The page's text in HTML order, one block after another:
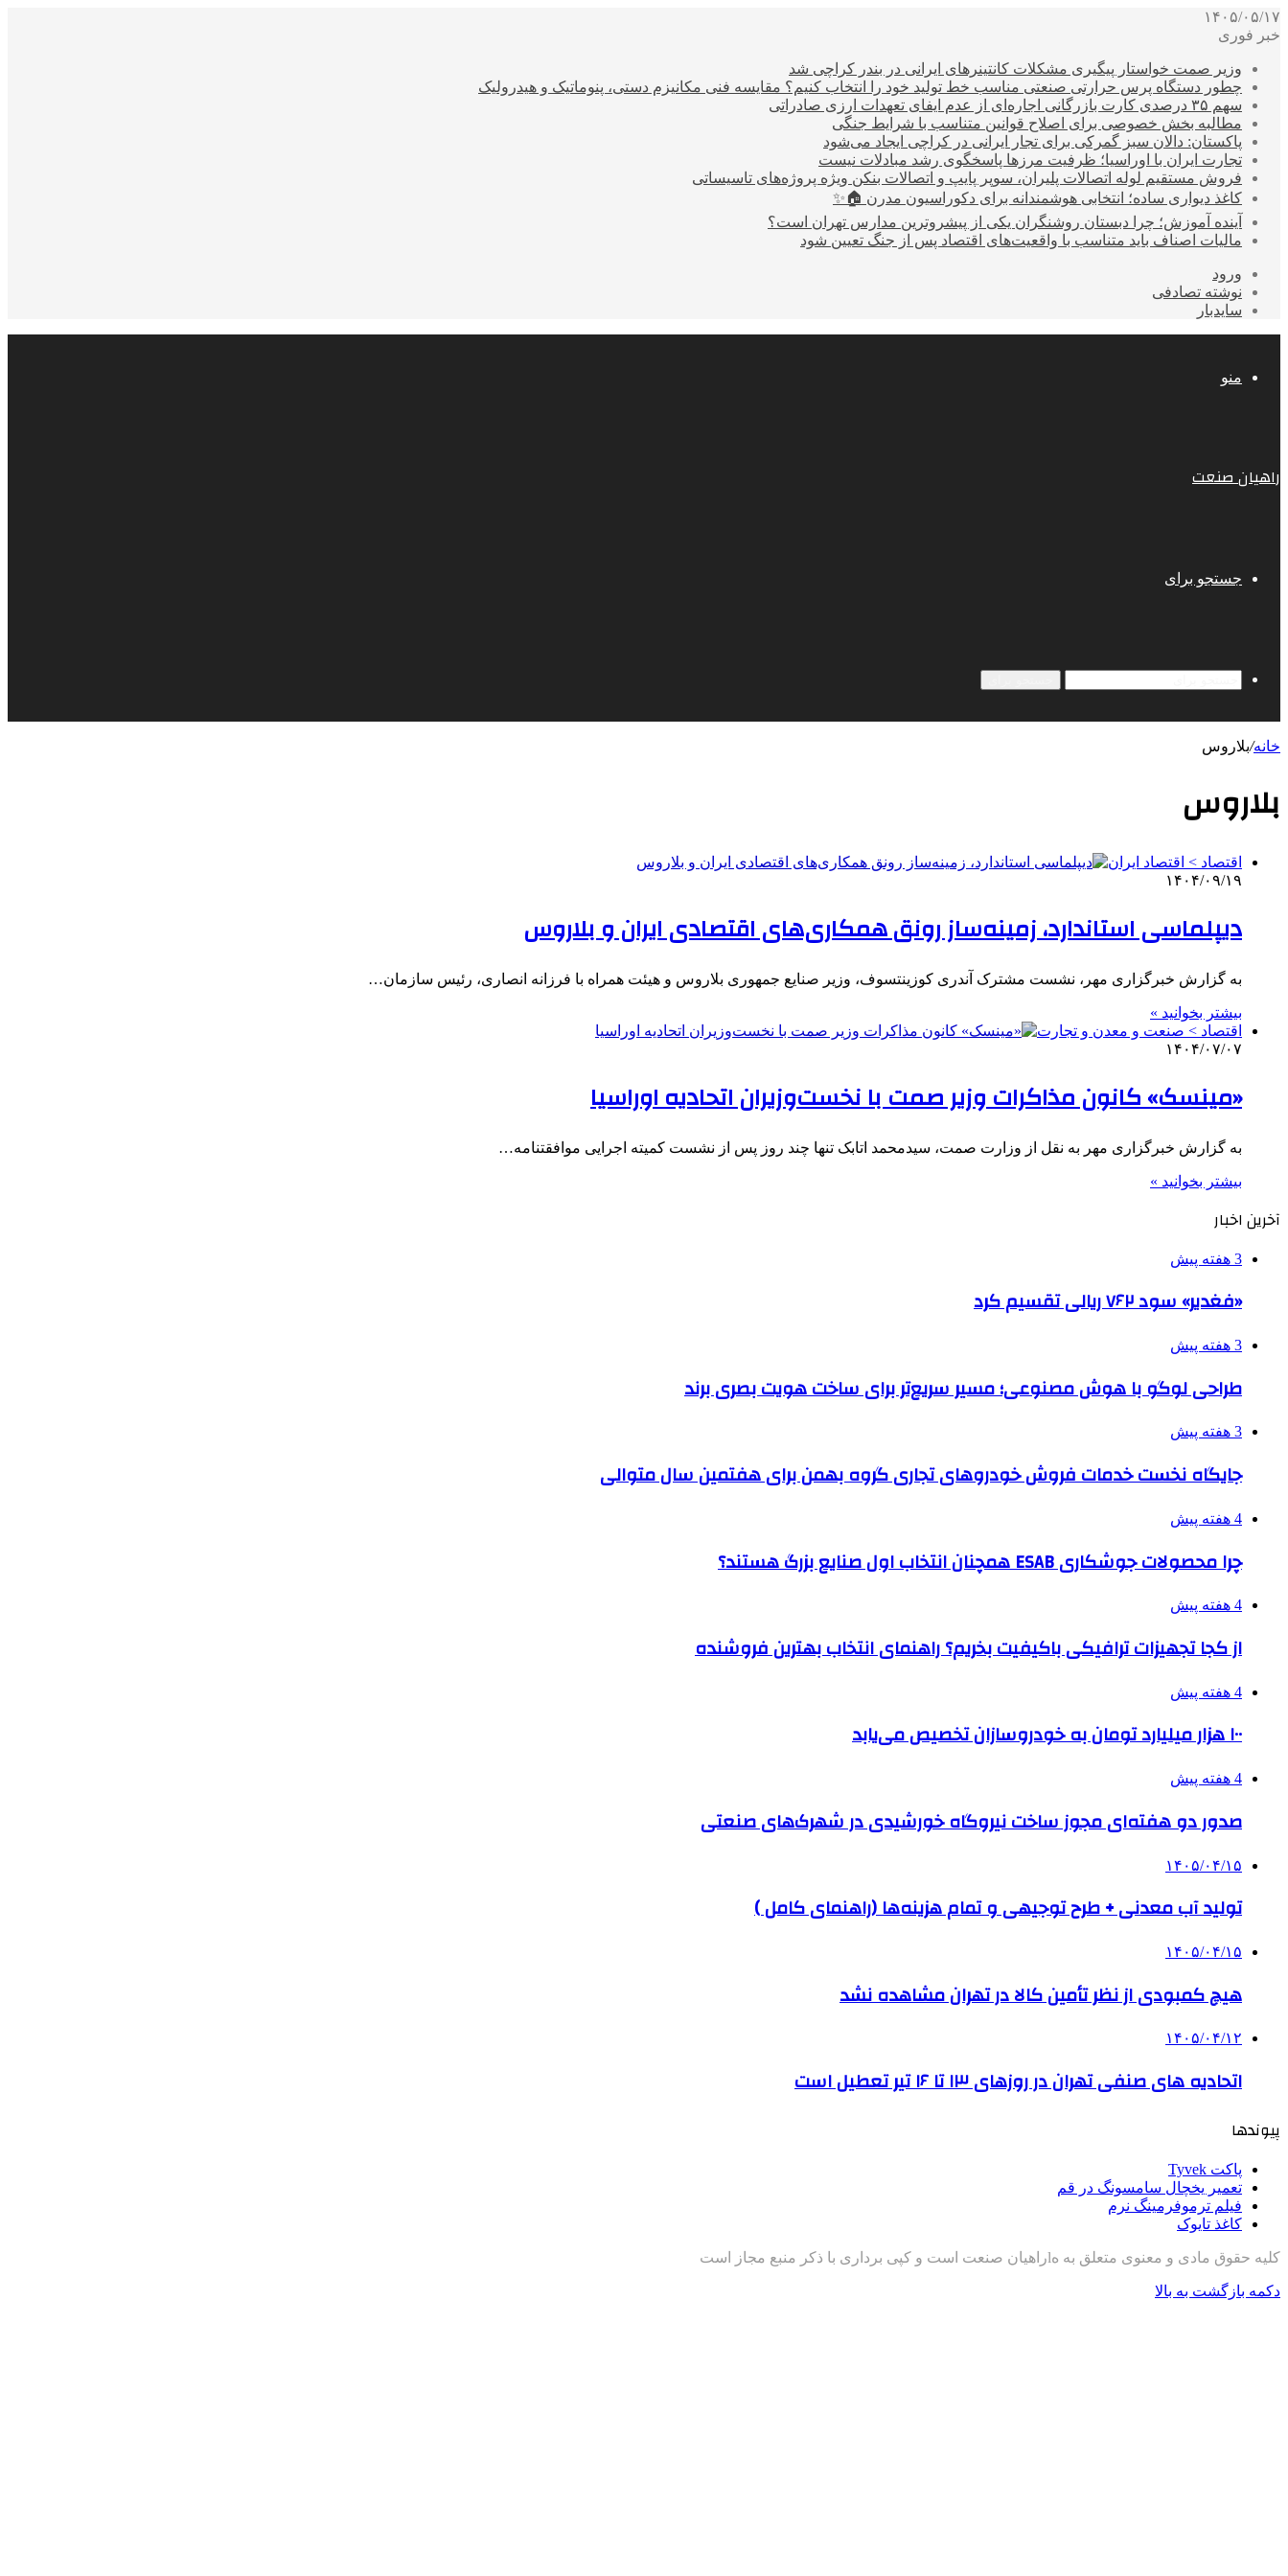
۱۴۰۵/۰۵/۱۷
خبر فوری
وزیر صمت خواستار پیگیری مشکلات کانتینرهای ایرانی در بندر کراچی شد
چطور دستگاه پرس حرارتی صنعتی مناسب خط تولید خود را انتخاب کنیم؟ مقایسه فنی مکانیزم دستی، پنوماتیک و هیدرولیک
سهم ۳۵ درصدی کارت بازرگانی اجاره‌ای از عدم ایفای تعهدات ارزی صادراتی
مطالبه بخش خصوصی برای اصلاح قوانین متناسب با شرایط جنگی
پاکستان: دالان سبز گمرکی برای تجار ایرانی در کراچی ایجاد می‌شود
تجارت ایران با اوراسیا؛ ظرفیت مرزها پاسخگوی رشد مبادلات نیست
فروش مستقیم لوله اتصالات پلیران، سوپر پایپ و اتصالات بنکن ویژه پروژه‌های تاسیساتی
کاغذ دیواری ساده؛ انتخابی هوشمندانه برای دکوراسیون مدرن 🏠✨
آینده آموزش؛ چرا دبستان روشنگران یکی از پیشروترین مدارس تهران است؟
مالیات اصناف باید متناسب با واقعیت‌های اقتصاد پس از جنگ تعیین شود
ورود
نوشته تصادفی
سایدبار
منو
راهیان صنعت
جستجو برای
خانه/بلاروس
بلاروس
اقتصاد > اقتصاد ایران
۱۴۰۴/۰۹/۱۹
دیپلماسی استاندارد، زمینه‌ساز رونق همکاری‌های اقتصادی ایران و بلاروس
به گزارش خبرگزاری مهر، نشست مشترک آندری کوزینتسوف، وزیر صنایع جمهوری بلاروس و هیئت همراه با فرزانه انصاری، رئیس سازمان…
بیشتر بخوانید »
اقتصاد > صنعت و معدن و تجارت
۱۴۰۴/۰۷/۰۷
«مینسک» کانون مذاکرات وزیر صمت با نخست‌وزیران اتحادیه اوراسیا
به گزارش خبرگزاری مهر به نقل از وزارت صمت، سیدمحمد اتابک تنها چند روز پس از نشست کمیته اجرایی موافقتنامه…
بیشتر بخوانید »
آخرین اخبار
3 هفته پیش
«فغدیر» سود ۷۶۲ ریالی تقسیم کرد
3 هفته پیش
طراحی لوگو با هوش مصنوعی؛ مسیر سریع‌تر برای ساخت هویت بصری برند
3 هفته پیش
جایگاه نخست خدمات فروش خودروهای تجاری گروه بهمن برای هفتمین سال متوالی
4 هفته پیش
چرا محصولات جوشکاری ESAB همچنان انتخاب اول صنایع بزرگ هستند؟
4 هفته پیش
از کجا تجهیزات ترافیکی باکیفیت بخریم؟ راهنمای انتخاب بهترین فروشنده
4 هفته پیش
۱۰۰ هزار میلیارد تومان به خودروسازان تخصیص می‌یابد
4 هفته پیش
صدور دو هفته‌ای مجوز ساخت نیروگاه خورشیدی در شهرک‌های صنعتی
۱۴۰۵/۰۴/۱۵
تولید آب معدنی + طرح توجیهی و تمام هزینه‌ها (راهنمای کامل )
۱۴۰۵/۰۴/۱۵
هیچ کمبودی از نظر تأمین کالا در تهران مشاهده نشد
۱۴۰۵/۰۴/۱۲
اتحادیه های صنفی تهران در روزهای ۱۳ تا ۱۶ تیر تعطیل است
پیوندها
پاکت Tyvek
تعمیر یخچال سامسونگ در قم
فیلم ترموفرمینگ نرم
کاغذ تایوک
کلیه حقوق مادی و معنوی متعلق به هlراهیان صنعت است و کپی برداری با ذکر منبع مجاز است
دکمه بازگشت به بالا